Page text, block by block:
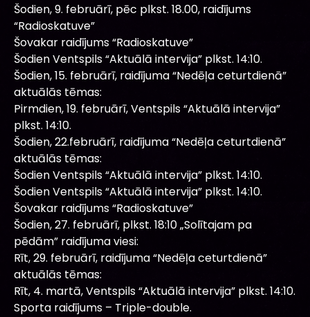
Šodien, 9. februārī, pēc plkst. 18.00, raidījums
“Radioskatuve”
Šovakar raidījums “Radioskatuve”
Šodien Ventspils “Aktuālā intervija” plkst. 14:10.
Šodien, 15. februārī, raidījuma “Nedēļa ceturtdienā”
aktuālās tēmas:
Pirmdien, 19. februārī, Ventspils “Aktuālā intervija”
plkst. 14:10.
Šodien, 22.februārī, raidījuma “Nedēļa ceturtdienā”
aktuālās tēmas:
Šodien Ventspils “Aktuālā intervija” plkst. 14:10.
Šodien Ventspils “Aktuālā intervija” plkst. 14:10.
Šovakar raidījums “Radioskatuve”
Šodien, 27. februārī, plkst. 18:10 „Solītajam pa
pēdām” raidījuma viesi:
Rīt, 29. februārī, raidījuma “Nedēļa ceturtdienā”
aktuālās tēmas:
Rīt, 4. martā, Ventspils “Aktuālā intervija” plkst. 14:10.
Sporta raidījums – Triple-double.